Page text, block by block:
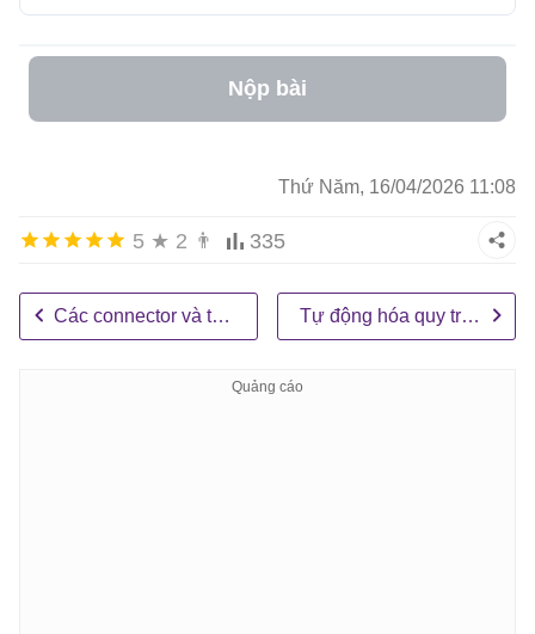
Nộp bài
Thứ Năm, 16/04/2026 11:08
5 ★ 2 👨 335
Các connector và tích hợp trong Claude Cowork Tự động hóa quy trình làm việc với Claude Cowork